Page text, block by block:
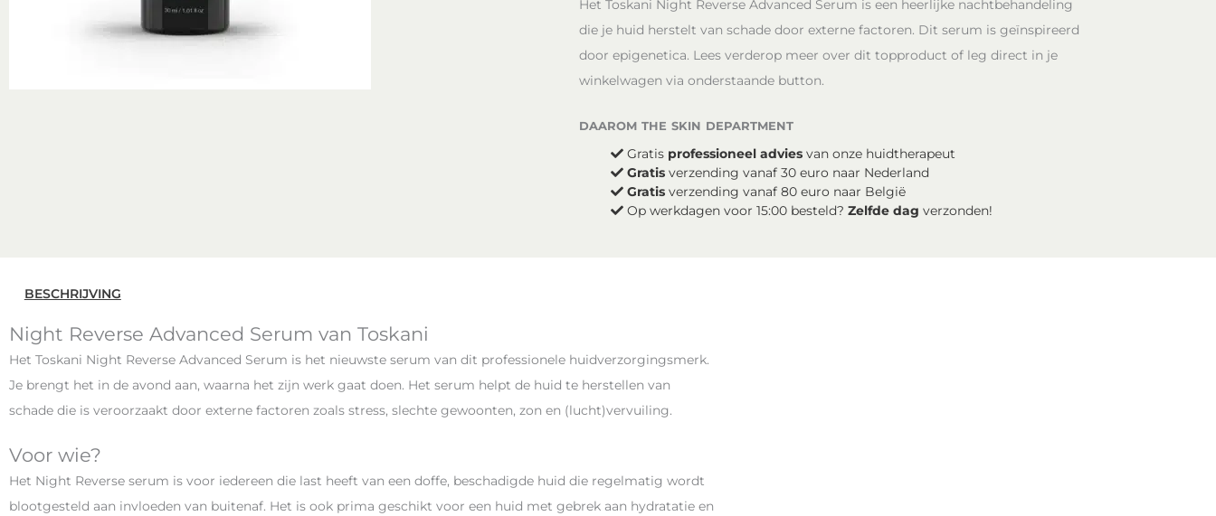
Toskani
aantal
Het Toskani Night Reverse Advanced Serum is een heerlijke nachtbehandeling
die je huid herstelt van schade door externe factoren. Dit serum is geïnspireerd
door epigenetica. Lees verderop meer over dit topproduct of leg direct in je
winkelwagen via onderstaande button.
daarom the skin department
Gratis professioneel advies van onze huidtherapeut
Gratis verzending vanaf 30 euro naar Nederland
Gratis verzending vanaf 80 euro naar België
Op werkdagen voor 15:00 besteld? Zelfde dag verzonden!
BESCHRIJVING
Night Reverse Advanced Serum van Toskani
Het Toskani Night Reverse Advanced Serum is het nieuwste serum van dit professionele huidverzorgingsmerk.
Je brengt het in de avond aan, waarna het zijn werk gaat doen. Het serum helpt de huid te herstellen van
schade die is veroorzaakt door externe factoren zoals stress, slechte gewoonten, zon en (lucht)vervuiling.
Voor wie?
Het Night Reverse serum is voor iedereen die last heeft van een doffe, beschadigde huid die regelmatig wordt
blootgesteld aan invloeden van buitenaf. Het is ook prima geschikt voor een huid met gebrek aan hydratatie en